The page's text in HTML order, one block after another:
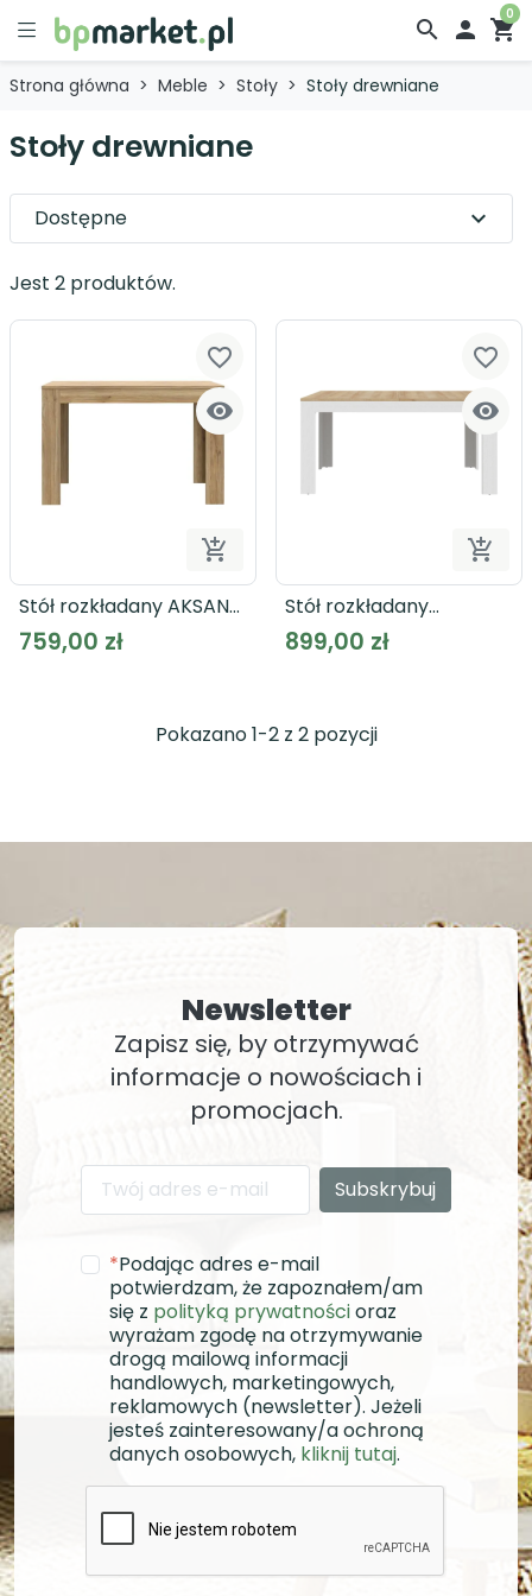
search  shopping_cart
0
Strona główna Meble Stoły Stoły drewniane
Stoły drewniane
Jest 2 produktów.
Dostępne expand_more


Dodaj do koszyka
favorite_border
Stół rozkładany AKSANA
TMST142
759,00 zł


favorite_border
Stół rozkładany
CHISBURY XELT161
899,00 zł
Pokazano 1-2 z 2 pozycji
Newsletter
Zapisz się, by otrzymywać
informacje o nowościach i
promocjach.
*Podając adres e-mail
potwierdzam, że zapoznałem/am
się z polityką prywatnościoraz
wyrażam zgodę na otrzymywanie
drogą mailową informacji
handlowych, marketingowych,
reklamowych (newsletter). Jeżeli
jesteś zainteresowany/a ochroną
danych osobowych, kliknij tutaj.